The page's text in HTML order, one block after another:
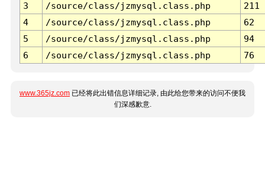
3 /source/class/jzmysql.class.php
211
4
/source/class/jzmysql.class.php
62
5
/source/class/jzmysql.class.php
94
6
/source/class/jzmysql.class.php 76
www.365jz.com 已经将此出错信息详细记录, 由此给您带来的访问不便我
们深感歉意.